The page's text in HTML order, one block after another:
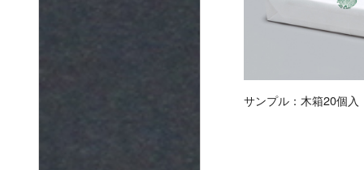
サンプル：木箱20個入